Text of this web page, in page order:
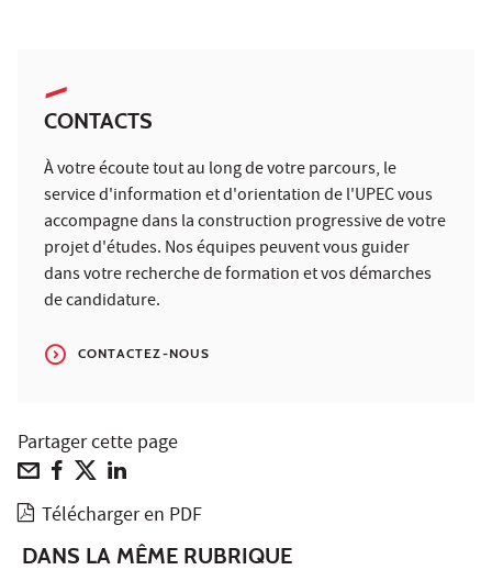
CONTACTS
À votre écoute tout au long de votre parcours, le
service d'information et d'orientation de l'UPEC vous
accompagne dans la construction progressive de votre
projet d'études. Nos équipes peuvent vous guider
dans votre recherche de formation et vos démarches
de candidature.
CONTACTEZ-NOUS
Partager cette page
Télécharger en PDF
DANS LA MÊME RUBRIQUE